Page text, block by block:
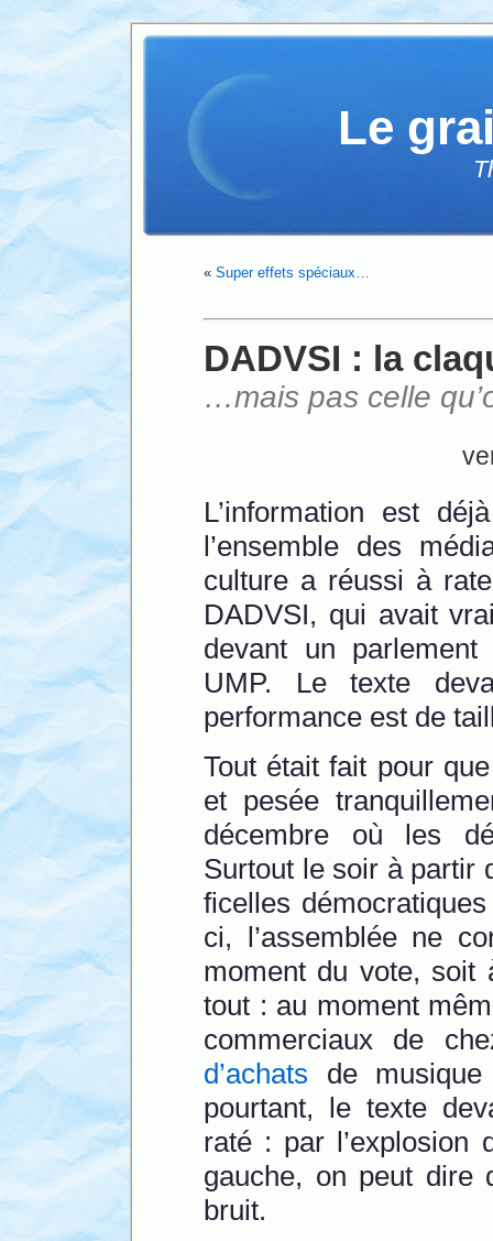
Le
« Super effets spéciaux…
DADVSI : la
…mais pas celle
L’information est
l’ensemble des
culture a réussi à
DADVSI, qui avait
devant un
UMP. Le texte
performance est de
Tout était fait pour
et pesée
décembre où les
Surtout le soir à partir
ficelles
ci, l’assemblée ne
moment du vote, soit
tout : au moment
commerciaux de
d’achats de
pourtant, le texte
raté : par l’explosion
gauche, on peut dire
bruit.